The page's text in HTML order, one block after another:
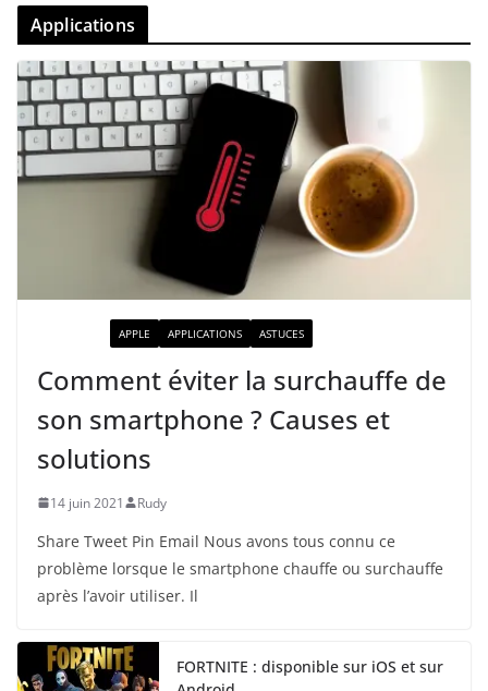
Applications
APPLE APPLICATIONS ASTUCES
Comment éviter la surchauffe de
son smartphone ? Causes et
solutions
14 juin 2021 Rudy
Share Tweet Pin Email Nous avons tous connu ce
problème lorsque le smartphone chauffe ou surchauffe
après l’avoir utiliser. Il
FORTNITE : disponible sur iOS et sur